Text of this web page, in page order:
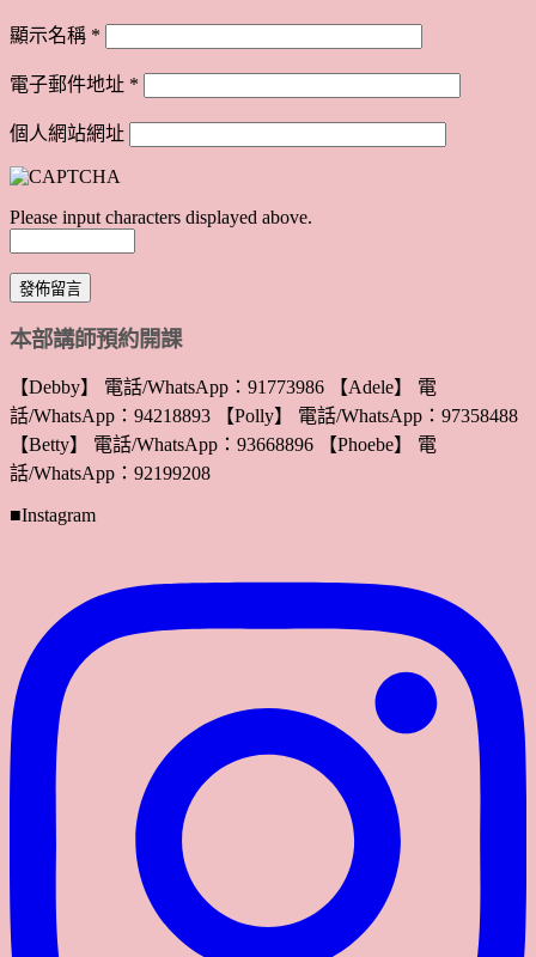
顯示名稱 *
電子郵件地址 *
個人網站網址
Please input characters displayed above.
本部講師預約開課
【Debby】 電話/WhatsApp：91773986 【Adele】 電
話/WhatsApp：94218893 【Polly】 電話/WhatsApp：97358488
【Betty】 電話/WhatsApp：93668896 【Phoebe】 電
話/WhatsApp：92199208
■Instagram